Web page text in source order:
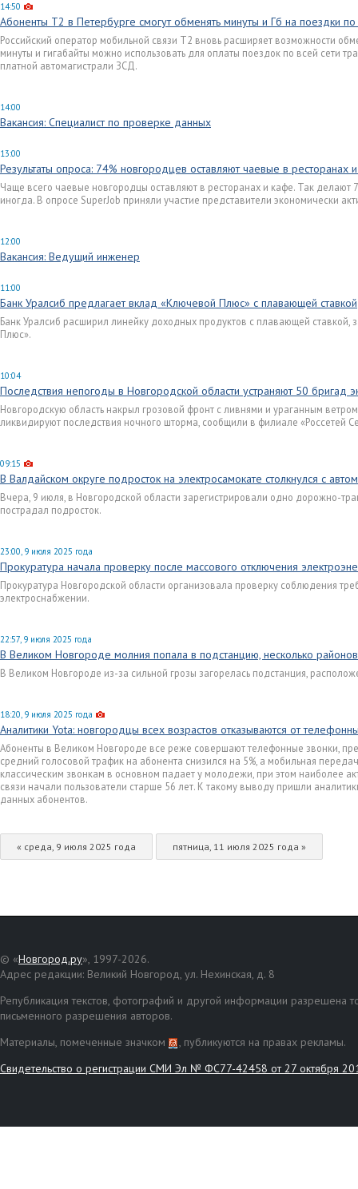
14:50
Абоненты Т2 в Петербурге смогут обменять минуты и Гб на поездки
Российский оператор мобильной связи Т2 вновь расширяет возможности
минуты и гигабайты можно использовать для оплаты поездок по всей сети
платной автомагистрали ЗСД.
14:00
Вакансия: Специалист по проверке данных
13:00
Результаты опроса: 74% новгородцев оставляют чаевые в ресторанах
Чаще всего чаевые новгородцы оставляют в ресторанах и кафе. Так делают
иногда. В опросе SuperJob приняли участие представители экономически
12:00
Вакансия: Ведущий инженер
11:00
Банк Уралсиб предлагает вклад «Ключевой Плюс» с плавающей ставкой
Банк Уралсиб расширил линейку доходных продуктов с плавающей
Плюс».
10:04
Последствия непогоды в Новгородской области устраняют 50 бригад
Новгородскую область накрыл грозовой фронт с ливнями и ураганным
ликвидируют последствия ночного шторма, сообщили в филиале «Россетей
09:15
В Валдайском округе подросток на электросамокате столкнулся с
Вчера, 9 июля, в Новгородской области зарегистрировали одно дорожно-
пострадал подросток.
23:00, 9 июля 2025 года
Прокуратура начала проверку после массового отключения
Прокуратура Новгородской области организовала проверку соблюдения
электроснабжении.
22:57, 9 июля 2025 года
В Великом Новгороде молния попала в подстанцию, несколько
В Великом Новгороде из-за сильной грозы загорелась подстанция,
18:20, 9 июля 2025 года
Аналитики Yota: новгородцы всех возрастов отказываются от
Абоненты в Великом Новгороде все реже совершают телефонные звонки,
средний голосовой трафик на абонента снизился на 5%, а мобильная
классическим звонкам в основном падает у молодежи, при этом наиболее
связи начали пользователи старше 56 лет. К такому выводу пришли
данных абонентов.
« среда, 9 июля 2025 года пятница, 11 июля 2025 года »
© «Новгород.ру», 1997-2026.
Адрес редакции: Великий Новгород, ул. Нехинская, д. 8
Републикация текстов, фотографий и другой информации разрешена
письменного разрешения авторов.
Материалы, помеченные значком
, публикуются на правах рекламы.
Свидетельство о регистрации СМИ Эл № ФС77-42458 от 27 октября